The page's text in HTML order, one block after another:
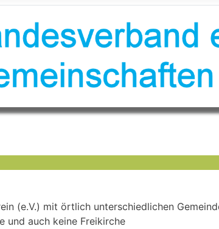
(e.V.) mit örtlich unterschiedlichen
und auch keine Freikirche